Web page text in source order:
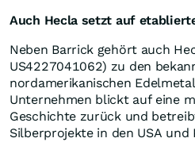
Auch Hecla setzt auf
Neben Barrick gehört auch
US4227041062) zu den
nordamerikanischen
Unternehmen blickt auf eine
Geschichte zurück und
Silberprojekte in den USA und